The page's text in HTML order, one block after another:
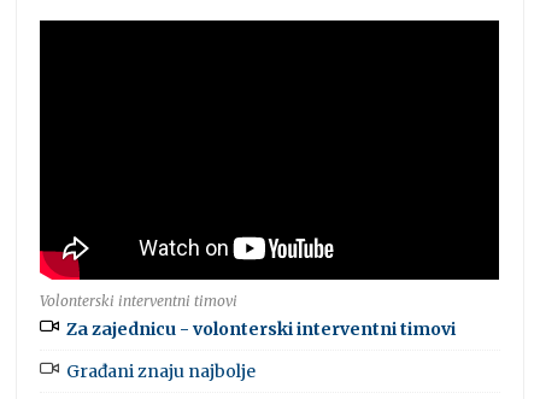
Volonterski interventni timovi
Za zajednicu - volonterski interventni timovi
Građani znaju najbolje